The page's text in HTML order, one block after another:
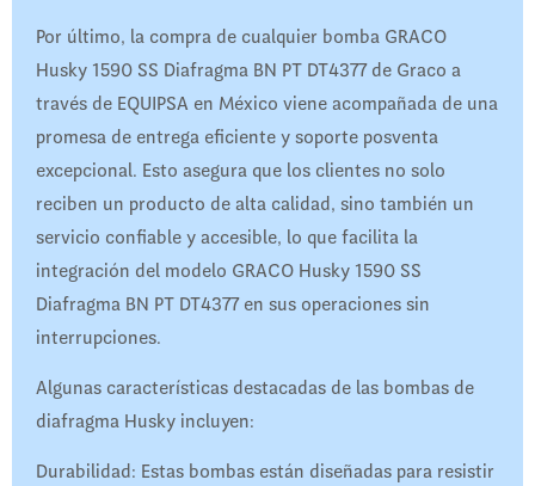
Por último, la compra de cualquier bomba GRACO
Husky 1590 SS Diafragma BN PT DT4377 de Graco a
través de EQUIPSA en México viene acompañada de una
promesa de entrega eficiente y soporte posventa
excepcional. Esto asegura que los clientes no solo
reciben un producto de alta calidad, sino también un
servicio confiable y accesible, lo que facilita la
integración del modelo GRACO Husky 1590 SS
Diafragma BN PT DT4377 en sus operaciones sin
interrupciones.
Algunas características destacadas de las bombas de
diafragma Husky incluyen:
Durabilidad: Estas bombas están diseñadas para resistir